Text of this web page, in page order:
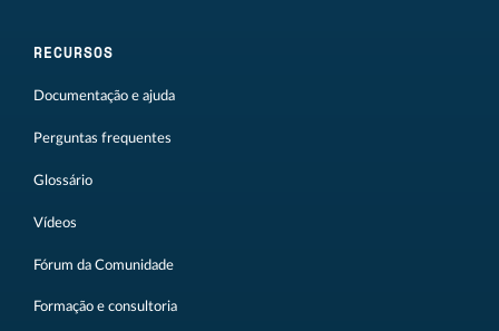
RECURSOS
Documentação e ajuda
Perguntas frequentes
Glossário
Vídeos
Fórum da Comunidade
Formação e consultoria